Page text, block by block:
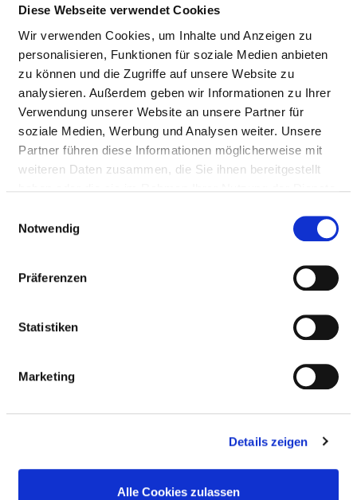
Diese Webseite verwendet Cookies
Wir verwenden Cookies, um Inhalte und Anzeigen zu
personalisieren, Funktionen für soziale Medien anbieten
zu können und die Zugriffe auf unsere Website zu
analysieren. Außerdem geben wir Informationen zu Ihrer
Verwendung unserer Website an unsere Partner für
soziale Medien, Werbung und Analysen weiter. Unsere
Partner führen diese Informationen möglicherweise mit
weiteren Daten zusammen, die Sie ihnen bereitgestellt
Notwendig
Präferenzen
Statistiken
Marketing
Details zeigen
Alle Cookies zulassen
Beschäftigungsverhältnis
Personal ohne direktes
Beschäftigungsverhältnis
0,00
Personal in der
ambulanten Versorgung
0,00
Personal in der
stationären Versorgung
76,80
Anzahl (gesamt)
Personal mit direktem
Beschäftigungsverhältnis
Personal ohne direktes
0,00
Personal in der
ambulanten Versorgung
0,00